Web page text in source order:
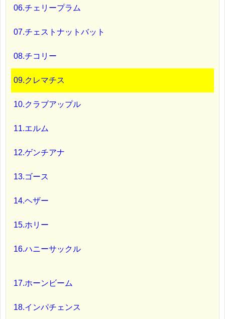
06.チェリープラム
07.チェストナットバット
08.チコリー
09.クレマチス
10.クラブアップル
11.エルム
12.ゲンチアナ
13.ゴース
14.ヘザー
15.ホリー
16.ハニーサックル
17.ホーンビーム
18.インパチェンス